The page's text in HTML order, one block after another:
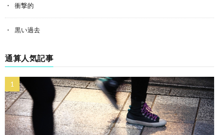
衝撃的
黒い過去
通算人気記事